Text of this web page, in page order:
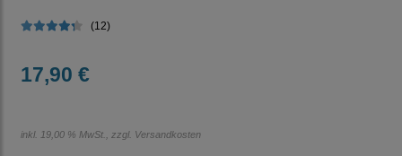
(12)
17,90 €
inkl. 19,00 % MwSt., zzgl. Versandkosten